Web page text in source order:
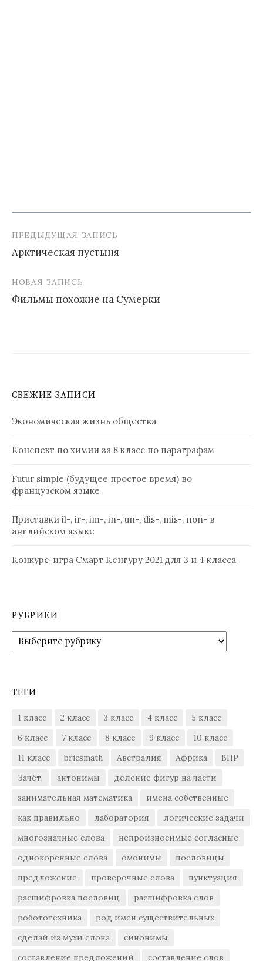
Навигация
по
записям
ПРЕДЫДУЩАЯ ЗАПИСЬ
Арктическая пустыня
НОВАЯ ЗАПИСЬ
Фильмы похожие на Сумерки
СВЕЖИЕ ЗАПИСИ
Экономическая жизнь общества
Конспект по химии за 8 класс по параграфам
Futur simple (будущее простое время) во
французском языке
Приставки il-, ir-, im-, in-, un-, dis-, mis-, non- в
английском языке
Конкурс-игра Смарт Кенгуру 2021 для 3 и 4 класса
РУБРИКИ
Рубрики
ТЕГИ
1 класс 2 класс 3 класс 4 класс
5 класс
6 класс
7 класс 8 класс 9 класс
10 класс
11 класс
bricsmath Австралия Африка
ВПР
Зачёт.
антонимы
деление фигур на части
занимательная математика
имена собственные
как правильно
лаборатория
логические задачи
многозначные слова
непроизносимые согласные
однокоренные слова
омонимы
пословицы
предложение
проверочные слова
пунктуация
расшифровка пословиц
расшифровка слов
робототехника
род имен существительных
сделай из мухи слона
синонимы
составление предложений
составление слов